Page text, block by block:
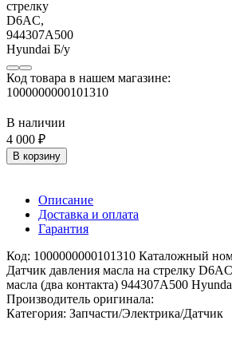
Код товара в нашем магазине:
1000000000101310
В наличии
4 000 ₽
В корзину
Описание
Доставка и оплата
Гарантия
Код: 1000000000101310 Каталожный
Датчик давления масла на стрелку
масла (два контакта) 944307A500
Производитель оригинала:
Категория: Запчасти/Электрика/Датчик